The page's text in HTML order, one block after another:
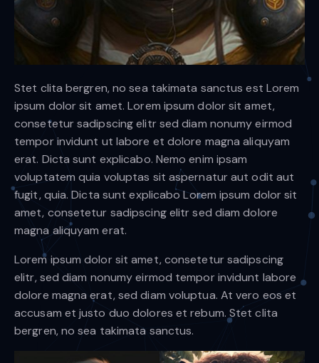
Stet clita bergren, no sea takimata sanctus est Lorem
ipsum dolor sit amet. Lorem ipsum dolor sit amet,
consetetur sadipscing elitr sed diam nonumy eirmod
tempor invidunt ut labore et dolore magna aliquyam
erat. Dicta sunt explicabo. Nemo enim ipsam
voluptatem quia voluptas sit aspernatur aut odit aut
fugit, quia. Dicta sunt explicabo Lorem ipsum dolor sit
amet, consetetur sadipscing elitr sed diam dolore
magna aliquyam erat.
Lorem ipsum dolor sit amet, consetetur sadipscing
elitr, sed diam nonumy eirmod tempor invidunt labore
dolore magna erat, sed diam voluptua. At vero eos et
accusam et justo duo dolores et rebum. Stet clita
bergren, no sea takimata sanctus.